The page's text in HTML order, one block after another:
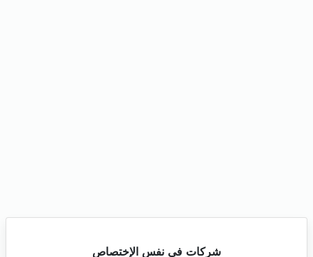
شركات في نفس الإختصاص